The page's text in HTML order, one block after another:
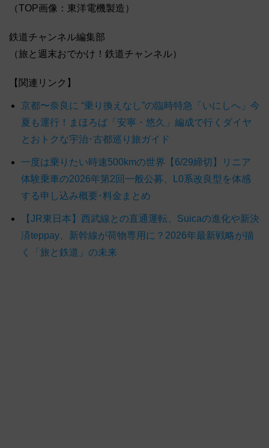
（TOP画像：東洋電機製造）
鉄道チャンネル編集部
（旅と週末おでかけ！鉄道チャンネル）
【関連リンク】
京都〜奈良に “乗り換えなし”の臨時特急「いにしへ」今
夏も運行！まほろば「安寧・悠久」編成で行くダイヤ
とおトクな宇治･古都巡り旅ガイド
一度は乗りたい時速500kmの世界【6/29締切】リニア
体験乗車の2026年第2回一般公募、L0系改良型を体感
する申し込み概要･料金まとめ
【JR東日本】西武線との直通運転、Suicaの進化や新決
済teppay、新幹線が荷物専用に？2026年最新戦略が描
く「旅と鉄道」の未来